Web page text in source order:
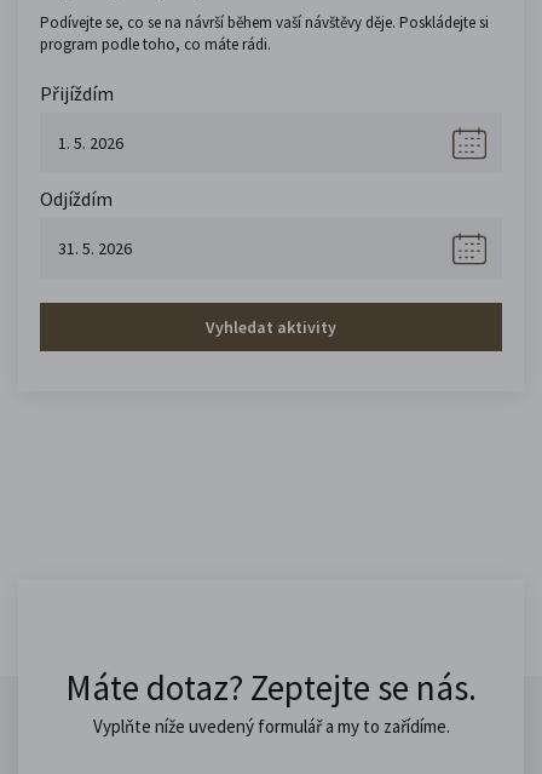
Podívejte se, co se na návrší během vaší návštěvy děje. Poskládejte si
program podle toho, co máte rádi.
Přijíždím
Odjíždím
Vyhledat aktivity
Máte dotaz? Zeptejte se nás.
Vyplňte níže uvedený formulář a my to zařídíme.